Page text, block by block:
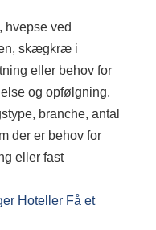
hvepse ved
skægkræ i
eller behov for
og opfølgning.
branche, antal
der er behov for
eller fast
Hoteller Få et